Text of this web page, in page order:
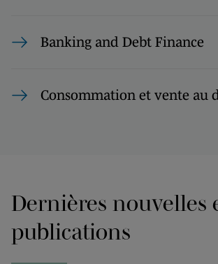
Banking and Debt Finance
Consommation et vente au
Dernières nouvelles
publications